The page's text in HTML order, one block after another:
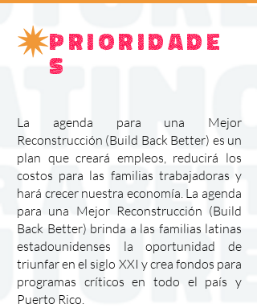
Prioridade
s
La agenda para una Mejor
Reconstrucción (Build Back Better) es un
plan que creará empleos, reducirá los
costos para las familias trabajadoras y
hará crecer nuestra economía. La agenda
para una Mejor Reconstrucción (Build
Back Better) brinda a las familias latinas
estadounidenses la oportunidad de
triunfar en el siglo XXI y crea fondos para
programas críticos en todo el país y
Puerto Rico.